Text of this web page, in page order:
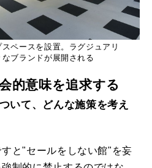
ペースを設置。ラグジュアリ
ブランドが展開される
的意味を追求する
いて、どんな施策を考え
すと"セールをしない館"を妄